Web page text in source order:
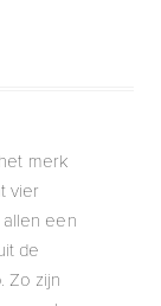
merk
vier
een
de
Zo zijn